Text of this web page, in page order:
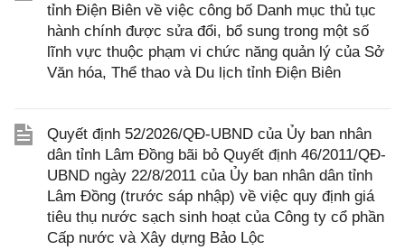
tỉnh Điện Biên về việc công bố Danh mục thủ tục
hành chính được sửa đổi, bổ sung trong một số
lĩnh vực thuộc phạm vi chức năng quản lý của Sở
Văn hóa, Thể thao và Du lịch tỉnh Điện Biên
Quyết định 52/2026/QĐ-UBND của Ủy ban nhân
dân tỉnh Lâm Đồng bãi bỏ Quyết định 46/2011/QĐ-
UBND ngày 22/8/2011 của Ủy ban nhân dân tỉnh
Lâm Đồng (trước sáp nhập) về việc quy định giá
tiêu thụ nước sạch sinh hoạt của Công ty cổ phần
Cấp nước và Xây dựng Bảo Lộc